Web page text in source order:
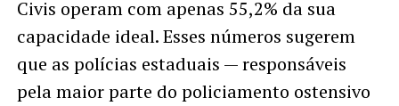
Civis operam com apenas 55,2% da sua
capacidade ideal. Esses números sugerem
que as polícias estaduais — responsáveis
pela maior parte do policiamento ostensivo